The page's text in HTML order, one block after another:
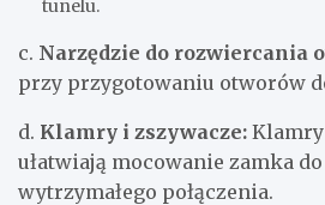
tunelu.
c. Narzędzie do rozwiercania
przy przygotowaniu otworów
d. Klamry i zszywacze:
ułatwiają mocowanie zamka
wytrzymałego połączenia.